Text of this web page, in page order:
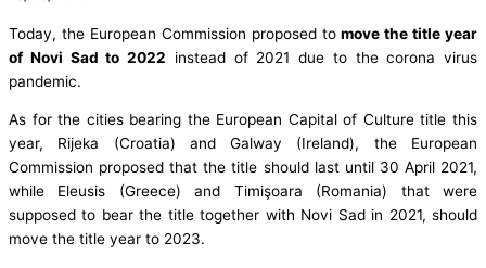
Today, the European Commission proposed to move the title year
of Novi Sad to 2022 instead of 2021 due to the corona virus
pandemic.
As for the cities bearing the European Capital of Culture title this
year, Rijeka (Croatia) and Galway (Ireland), the European
Commission proposed that the title should last until 30 April 2021,
while Eleusis (Greece) and Timişoara (Romania) that were
supposed to bear the title together with Novi Sad in 2021, should
move the title year to 2023.